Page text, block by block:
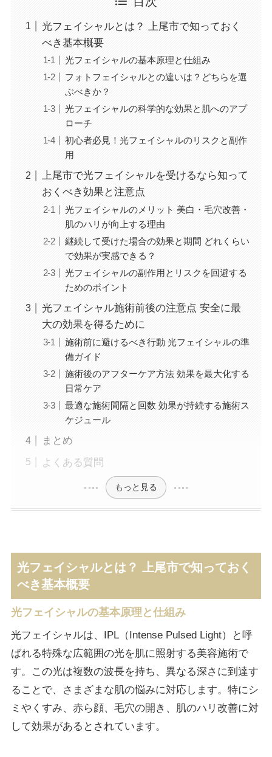
光フェイシャルとは？ 上尾市で知っておく
べき基本概要
光フェイシャルの基本原理と仕組み
フォトフェイシャルとの違いは？どちらを選
ぶべきか？
光フェイシャルの科学的な効果と肌へのアプ
ローチ
初心者必見！光フェイシャルのリスクと副作
用
上尾市で光フェイシャルを受けるなら知って
おくべき効果と注意点
光フェイシャルのメリット 美白・毛穴改善・
肌のハリが向上する理由
継続して受けた場合の効果と期間 どれくらい
で効果が実感できる？
光フェイシャルの副作用とリスクを回避する
ためのポイント
光フェイシャル施術前後の注意点 安全に最
大の効果を得るために
施術前に避けるべき行動 光フェイシャルの準
備ガイド
施術後のアフターケア方法 効果を最大化する
日常ケア
最適な施術間隔と回数 効果が持続する施術ス
ケジュール
まとめ
よくある質問
もっと見る
光フェイシャルとは？ 上尾市で知っておく
べき基本概要
光フェイシャルの基本原理と仕組み
光フェイシャルは、IPL（Intense Pulsed Light）と呼
ばれる特殊な広範囲の光を肌に照射する美容施術で
す。この光は複数の波長を持ち、異なる深さに到達す
ることで、さまざまな肌の悩みに対応します。特にシ
ミやくすみ、赤ら顔、毛穴の開き、肌のハリ改善に対
して効果があるとされています。